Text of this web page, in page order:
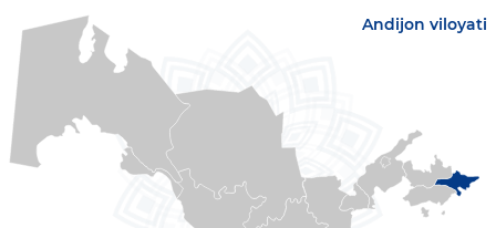
Andijon viloyati